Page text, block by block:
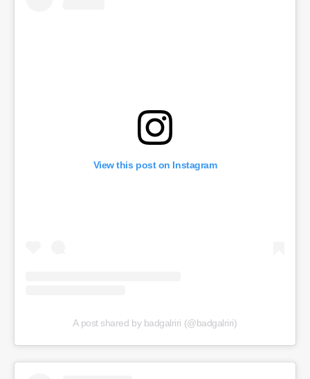
View this post on Instagram
A post shared by badgalriri (@badgalriri)